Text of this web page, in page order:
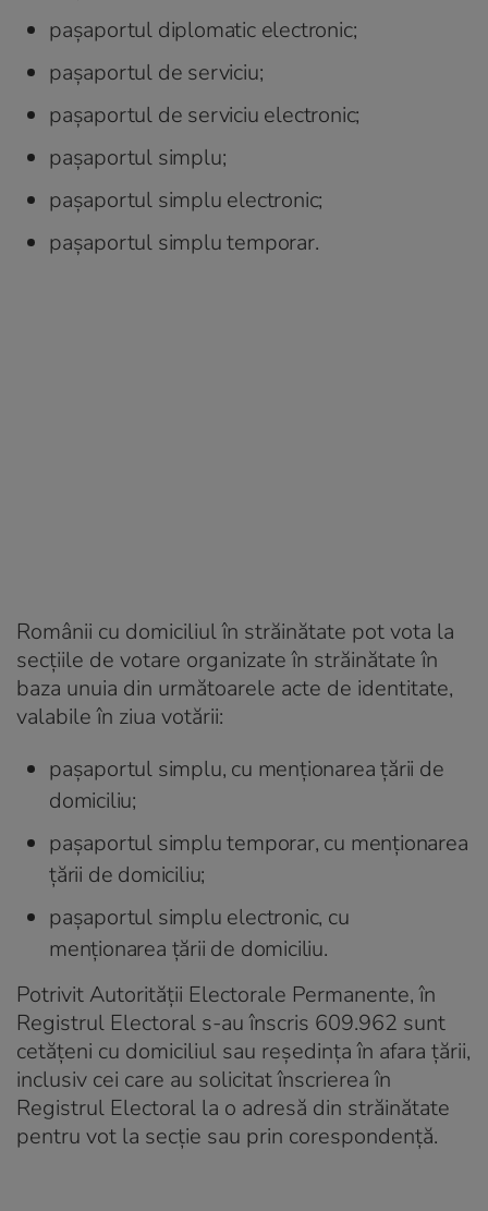
paşaportul diplomatic electronic;
paşaportul de serviciu;
paşaportul de serviciu electronic;
paşaportul simplu;
paşaportul simplu electronic;
paşaportul simplu temporar.
Românii cu domiciliul în străinătate pot vota la
secţiile de votare organizate în străinătate în
baza unuia din următoarele acte de identitate,
valabile în ziua votării:
pașaportul simplu, cu menționarea țării de
domiciliu;
paşaportul simplu temporar, cu menționarea
țării de domiciliu;
paşaportul simplu electronic, cu
menționarea țării de domiciliu.
Potrivit Autorităţii Electorale Permanente, în
Registrul Electoral s-au înscris 609.962 sunt
cetățeni cu domiciliul sau reședința în afara țării,
inclusiv cei care au solicitat înscrierea în
Registrul Electoral la o adresă din străinătate
pentru vot la secție sau prin corespondență.